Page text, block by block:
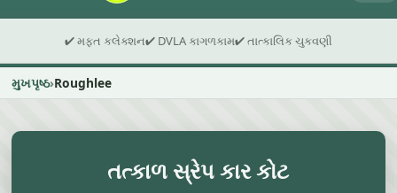
✔ મફત કલેક્શન✔ DVLA કાગળકામ✔ તાત્કાલિક ચુકવણી
મુખપૃષ્ઠ Roughlee
તત્કાળ સ્રેપ કાર કોટ